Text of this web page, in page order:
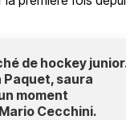
de hockey
saura
moment
Cecchini.